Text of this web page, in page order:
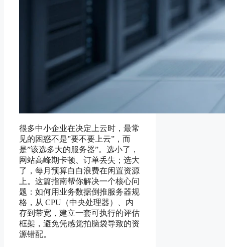
很多中小企业在决定上云时，最常
见的困惑不是”要不要上云”，而
是”该选多大的服务器”。选小了，
网站高峰期卡顿、订单丢失；选大
了，每月预算白白浪费在闲置资源
上。这篇指南帮你解决一个核心问
题：如何用业务数据倒推服务器规
格，从 CPU（中央处理器）、内
存到带宽，建立一套可执行的评估
框架，避免凭感觉拍脑袋导致的资
源错配。